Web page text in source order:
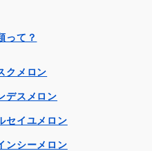
って？
クメロン
デスメロン
セイユメロン
ンシーメロン